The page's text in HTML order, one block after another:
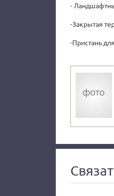
-
-Закрытая
-Пристань